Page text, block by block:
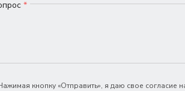
*
кнопку «Отправить», я даю свое согласие